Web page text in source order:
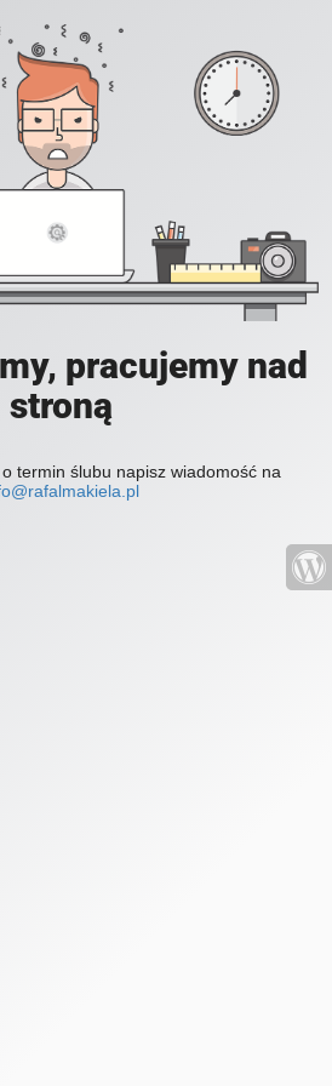
pracujemy nad
stroną
termin ślubu napisz wiadomość na